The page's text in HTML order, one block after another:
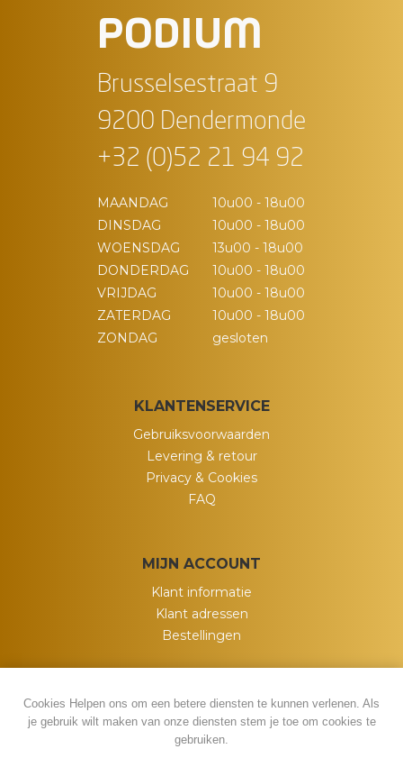
PODIUM
Brusselsestraat 9
9200 Dendermonde
+32 (0)52 21 94 92
MAANDAG
10u00 - 18u00
DINSDAG
10u00 - 18u00
WOENSDAG
13u00 - 18u00
DONDERDAG
10u00 - 18u00
VRIJDAG
10u00 - 18u00
ZATERDAG
10u00 - 18u00
ZONDAG
gesloten
KLANTENSERVICE
Gebruiksvoorwaarden
Levering & retour
Privacy & Cookies
FAQ
MIJN ACCOUNT
Klant informatie
Klant adressen
Bestellingen
Cookies Helpen ons om een betere diensten te kunnen verlenen. Als
je gebruik wilt maken van onze diensten stem je toe om cookies te
gebruiken.